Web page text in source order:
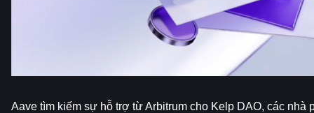
Aave tìm kiếm sự hỗ trợ từ Arbitrum cho Kelp DAO, các nhà